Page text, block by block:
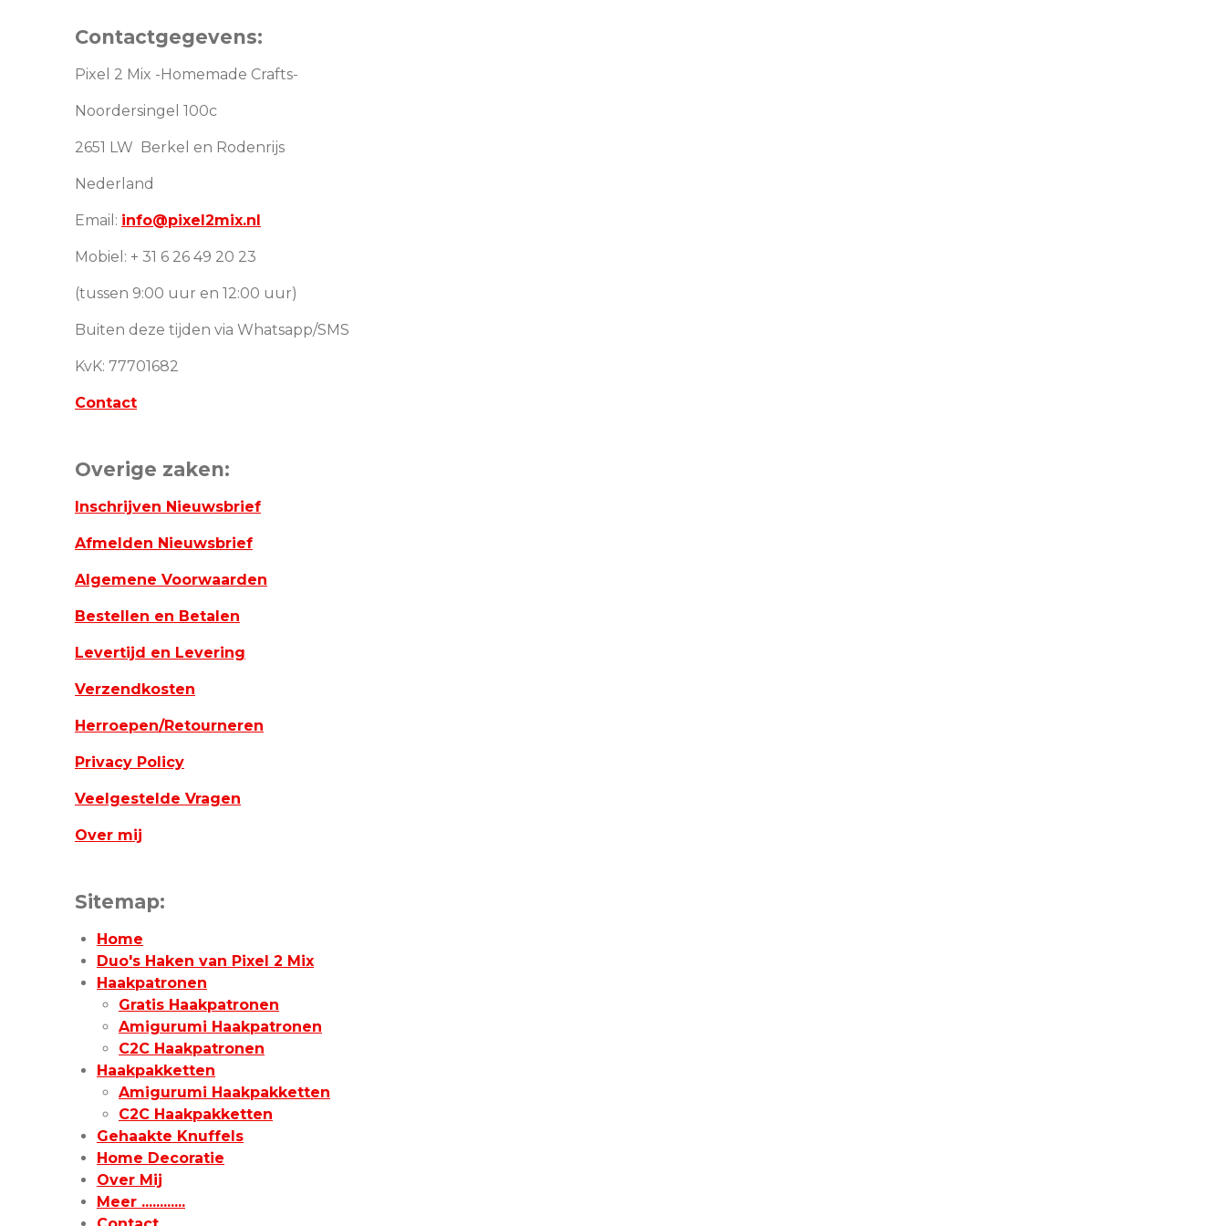
Contactgegevens:
Pixel 2 Mix -Homemade Crafts-
Noordersingel 100c
2651 LW Berkel en Rodenrijs
Nederland
Email: info@pixel2mix.nl
Mobiel: + 31 6 26 49 20 23
(tussen 9:00 uur en 12:00 uur)
Buiten deze tijden via Whatsapp/SMS
KvK: 77701682
Contact
Overige zaken:
Inschrijven Nieuwsbrief
Afmelden Nieuwsbrief
Algemene Voorwaarden
Bestellen en Betalen
Levertijd en Levering
Verzendkosten
Herroepen/Retourneren
Privacy Policy
Veelgestelde Vragen
Over mij
Sitemap:
Home
Duo's Haken van Pixel 2 Mix
Haakpatronen
Gratis Haakpatronen
Amigurumi Haakpatronen
C2C Haakpatronen
Haakpakketten
Amigurumi Haakpakketten
C2C Haakpakketten
Gehaakte Knuffels
Home Decoratie
Over Mij
Meer ............